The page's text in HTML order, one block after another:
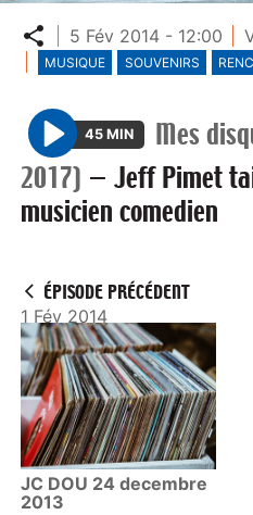
Partager
5 Fév 2014 - 12:00
MUSIQUE SOUVENIRS
P
l
a
45 MIN
Mes
2017) —Jeff Pimet
musicien comedien
ÉPISODE PRÉCÉDENT
1 Fév 2014
JC DOU 24 decembre
2013